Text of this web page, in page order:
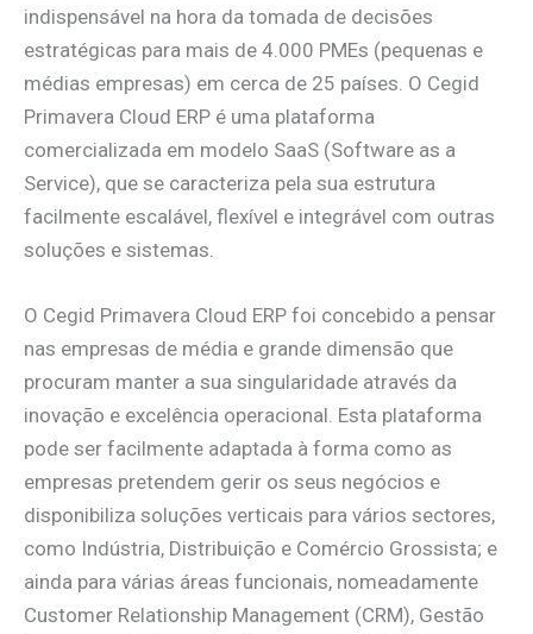
indispensável na hora da tomada de decisões
estratégicas para mais de 4.000 PMEs (pequenas e
médias empresas) em cerca de 25 países. O Cegid
Primavera Cloud ERP é uma plataforma
comercializada em modelo SaaS (Software as a
Service), que se caracteriza pela sua estrutura
facilmente escalável, flexível e integrável com outras
soluções e sistemas.
O Cegid Primavera Cloud ERP foi concebido a pensar
nas empresas de média e grande dimensão que
procuram manter a sua singularidade através da
inovação e excelência operacional. Esta plataforma
pode ser facilmente adaptada à forma como as
empresas pretendem gerir os seus negócios e
disponibiliza soluções verticais para vários sectores,
como Indústria, Distribuição e Comércio Grossista; e
ainda para várias áreas funcionais, nomeadamente
Customer Relationship Management (CRM), Gestão